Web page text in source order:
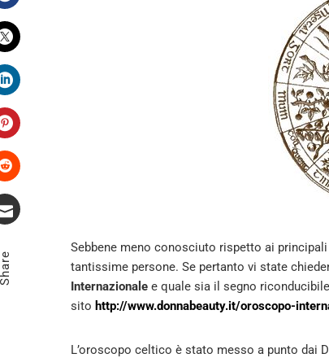
Facebook
Twitter
LinkedIn
Pinterest
Stumbleupon
Sebbene meno conosciuto rispetto ai
tantissime persone. Se pertanto vi state
Internazionale e quale sia il segno
sito http://www.donnabeauty.it/oroscopo-
L’oroscopo celtico è stato messo a punto dai